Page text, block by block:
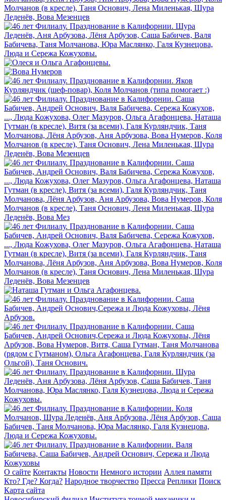
О сайте Контакты Новости Немного истории Аллея памяти
Кто? Где? Когда? Народное творчество Пресса Реплики Поиск
Карта сайта